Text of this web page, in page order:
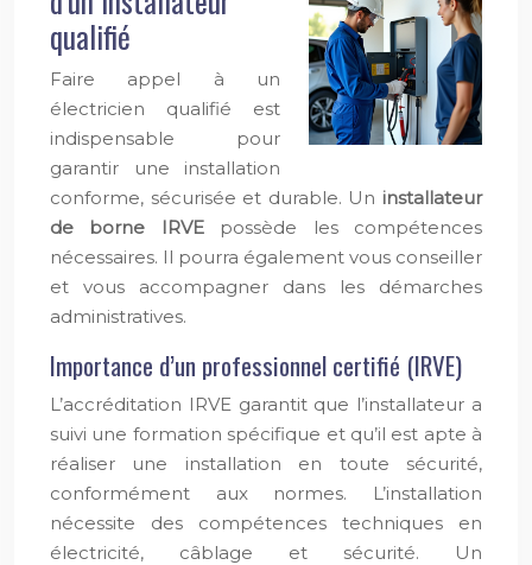
qualifié
Faire appel à un
électricien qualifié est
indispensable pour
garantir une installation
conforme, sécurisée et durable. Un installateur
de borne IRVE possède les compétences
nécessaires. Il pourra également vous conseiller
et vous accompagner dans les démarches
administratives.
Importance d’un professionnel certifié (IRVE)
L’accréditation IRVE garantit que l’installateur a
suivi une formation spécifique et qu’il est apte à
réaliser une installation en toute sécurité,
conformément aux normes. L’installation
nécessite des compétences techniques en
électricité, câblage et sécurité. Un